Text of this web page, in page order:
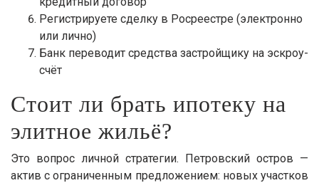
Регистрируете сделку в Росреестре (электронно
или лично)
Банк переводит средства застройщику на эскроу-
счёт
Стоит ли брать ипотеку на
элитное жильё?
Это вопрос личной стратегии. Петровский остров —
актив с ограниченным предложением: новых участков